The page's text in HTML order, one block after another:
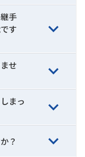
手
す
せ
まっ
？